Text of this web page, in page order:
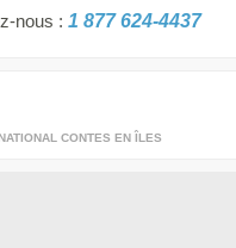
nous : 1 877 624-4437
CONTES EN ÎLES